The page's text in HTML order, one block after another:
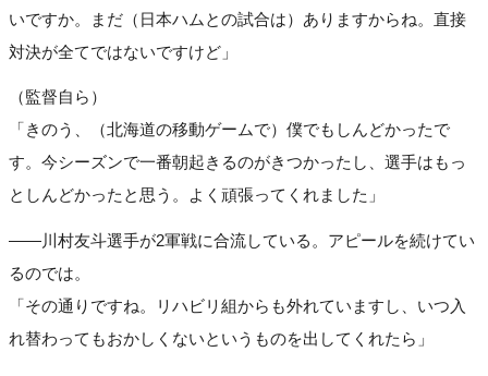
いですか。まだ（日本ハムとの試合は）ありますからね。直接
対決が全てではないですけど」
（監督自ら）
「きのう、（北海道の移動ゲームで）僕でもしんどかったで
す。今シーズンで一番朝起きるのがきつかったし、選手はもっ
としんどかったと思う。よく頑張ってくれました」
――川村友斗選手が2軍戦に合流している。アピールを続けてい
るのでは。
「その通りですね。リハビリ組からも外れていますし、いつ入
れ替わってもおかしくないというものを出してくれたら」